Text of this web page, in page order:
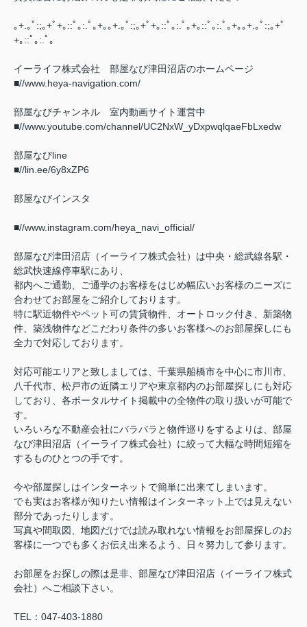
｡+.｡ﾟ:;｡+ﾟ+｡::ﾟ｡:.ﾟ｡+｡｡+.｡ﾟ:;｡+ﾟ+｡::ﾟ｡:.ﾟ｡+｡::ﾟ｡:.ﾟ｡+｡｡+.｡ﾟ:;｡+ﾟ
+｡::ﾟ｡:.ﾟ｡
イーライフ株式会社 部屋なび津田沼店のホームページ
■//www.heya-navigation.com/
部屋なびチャンネル 室内動画サイト運営中
■//www.youtube.com/channel/UC2NxW_yDxpwqlqaeFbLxedw
部屋なびline
■//lin.ee/6y8xZP6
部屋なびインスタ
■//www.instagram.com/heya_navi_official/
部屋なび津田沼店（イーライフ株式会社）は中央・総武線各駅・
総武快速線停車駅にあり、
都内へご通勤、ご通学のお客様をはじめ幅広いお客様のニーズに
合わせてお部屋をご紹介しております。
特に駅近物件やペット可の賃貸物件、オートロック付き、新築物
件、築浅物件などこだわり条件の多いお客様へのお部屋探しにも
全力で対応しております。
対応可能エリアと致しましては、千葉県船橋市を中心に市川市、
八千代市、松戸市の近隣エリアや東京都内のお部屋探しにも対応
しており、各ポータルサイト掲載中の全物件の取り扱いが可能で
す。
いろいろな不動産会社にバラバラと物件巡りをするよりは、部屋
なび津田沼店（イーライフ株式会社）に絞って大幅な時間短縮を
するものひとつの手です。
今や部屋探しはインターネットで簡単に出来てしまいます。
でも実はお客様が知りたい情報はインターネット上では見えない
部分であったりします。
写真や間取図、地図だけでは読み取れない情報をお部屋探しのお
客様に一つでも多くお伝え出来るよう、日々努力して参ります。
お部屋をお探しの際は是非、部屋なび津田沼店（イーライフ株式
会社）へご相談下さい。
TEL：047-403-1880